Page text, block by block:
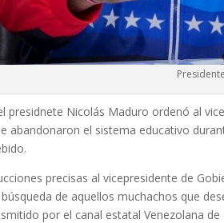
presidnete Nicolás Maduro ordenó al
abandonaron el sistema educativo
precisas al vicepresidente de
de aquellos muchachos que
por el canal estatal Venezolana de